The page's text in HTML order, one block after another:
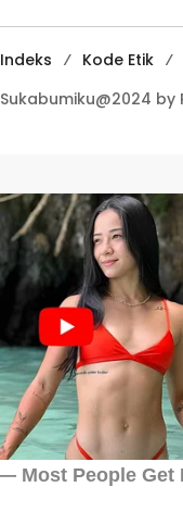
Indeks Kode Etik
Sukabumiku@2024 by